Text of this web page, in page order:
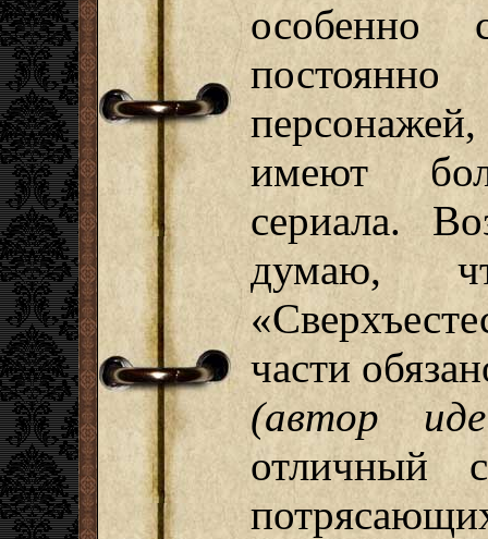
особенно
имеют
сериала.
думаю,
части
(автор
отличный